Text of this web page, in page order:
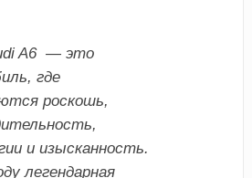
A6 — это
где
роскошь,
и изысканность.
легендарная